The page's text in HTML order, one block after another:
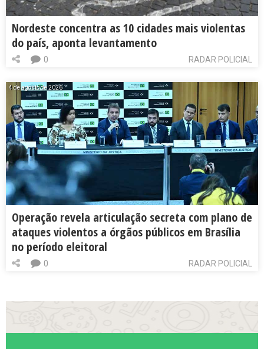
Nordeste concentra as 10 cidades mais violentas
do país, aponta levantamento
RADAR POLICIAL
0
4 de agosto de 2026
Operação revela articulação secreta com plano de
ataques violentos a órgãos públicos em Brasília
no período eleitoral
RADAR POLICIAL
0